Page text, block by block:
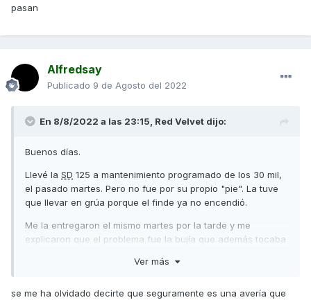
pasan
Alfredsay
Publicado 9 de Agosto del 2022
En 8/8/2022 a las 23:15, Red Velvet dijo:
Buenos días.
Llevé la SD 125 a mantenimiento programado de los 30 mil,
el pasado martes. Pero no fue por su propio "pie". La tuve
que llevar en grúa porque el finde ya no encendió.
Me la entregaron el mismo martes por la tarde y me
explicaron que el problema fue la bujía que además tocaba
al trabajo (16 km ida y vuelta aprox).
Ver más
se me ha olvidado decirte que seguramente es una avería que